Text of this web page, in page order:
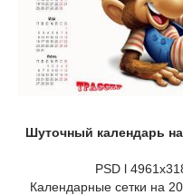
Шуточный календарь
PSD l
Календарные сетки на